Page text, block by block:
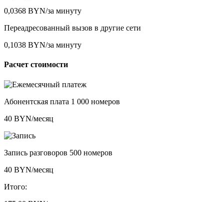
0,0368 BYN/за минуту
Переадресованный вызов в другие сети
0,1038 BYN/за минуту
Расчет стоимости
Абонентская плата 1 000 номеров
40 BYN/месяц
Запись разговоров 500 номеров
40 BYN/месяц
Итого: